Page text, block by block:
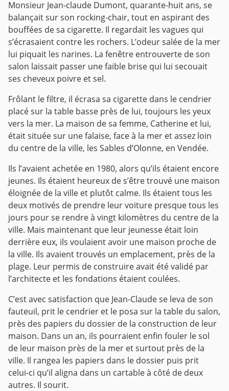
Monsieur Jean-claude Dumont, quarante-huit ans, se
balançait sur son rocking-chair, tout en aspirant des
bouffées de sa cigarette. Il regardait les vagues qui
s’écrasaient contre les rochers. L’odeur salée de la mer
lui piquait les narines. La fenêtre entrouverte de son
salon laissait passer une faible brise qui lui secouait
ses cheveux poivre et sel.
Frôlant le filtre, il écrasa sa cigarette dans le cendrier
placé sur la table basse près de lui, toujours les yeux
vers la mer. La maison de sa femme, Catherine et lui,
était située sur une falaise, face à la mer et assez loin
du centre de la ville, les Sables d’Olonne, en Vendée.
Ils l’avaient achetée en 1980, alors qu’ils étaient encore
jeunes. Ils étaient heureux de s’être trouvé une maison
éloignée de la ville et plutôt calme. Ils étaient tous les
deux motivés de prendre leur voiture presque tous les
jours pour se rendre à vingt kilomètres du centre de la
ville. Mais maintenant que leur jeunesse était loin
derrière eux, ils voulaient avoir une maison proche de
la ville. Ils avaient trouvés un emplacement, près de la
plage. Leur permis de construire avait été validé par
l’architecte et les fondations étaient coulées.
C’est avec satisfaction que Jean-Claude se leva de son
fauteuil, prit le cendrier et le posa sur la table du salon,
près des papiers du dossier de la construction de leur
maison. Dans un an, ils pourraient enfin fouler le sol
de leur maison près de la mer et surtout près de la
ville. Il rangea les papiers dans le dossier puis prit
celui-ci qu’il aligna dans un cartable à côté de deux
autres. Il sourit.